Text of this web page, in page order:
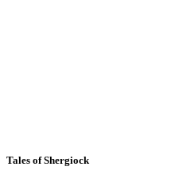
Tales of Shergiock